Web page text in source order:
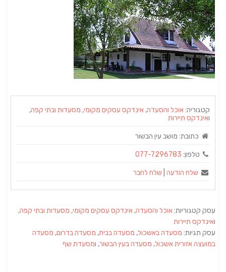
קטגוריה:אוכל והסעדה, אינדקס עסקים מקומי, מסעדות ובתי קפה,
ואינדקס תיירות
כתובת: מושב עין הבשור
טלפון: 077-7296783
שלח הודעה שלח לחבר
עסק קטגוריות:אוכל והסעדה, אינדקס עסקים מקומי, מסעדות ובתי קפה,
ואינדקס תיירות
עסק תגיות: מסעדה באשכול, מסעדה בבית, מסעדה בדרום, מסעדה
במועצה אזורית אשכול, מסעדה בעין הבשור, ומסעדת שף